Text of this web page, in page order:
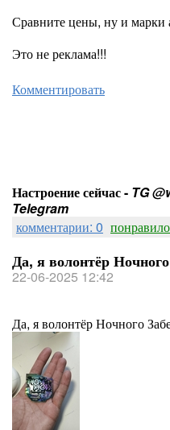
Сравните цены, ну и марки
Это не реклама!!!
Комментировать
Настроение сейчас - TG
Telegram
комментарии: 0
Да, я волонтёр
22-06-2025 12:42
Да, я волонтёр Ночного